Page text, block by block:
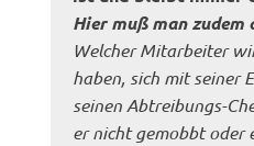
Hier muß man zudem
Welcher Mitarbeiter
haben, sich mit seiner
seinen Abtreibungs-
er nicht gemobbt oder